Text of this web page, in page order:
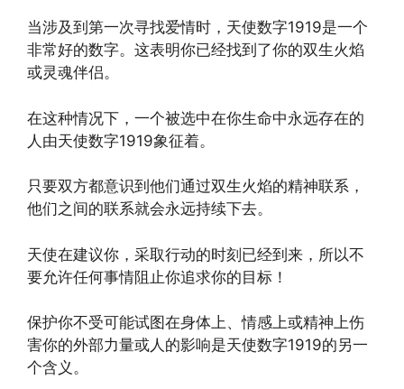
当涉及到第一次寻找爱情时，天使数字1919是一个
非常好的数字。这表明你已经找到了你的双生火焰
或灵魂伴侣。
在这种情况下，一个被选中在你生命中永远存在的
人由天使数字1919象征着。
只要双方都意识到他们通过双生火焰的精神联系，
他们之间的联系就会永远持续下去。
天使在建议你，采取行动的时刻已经到来，所以不
要允许任何事情阻止你追求你的目标！
保护你不受可能试图在身体上、情感上或精神上伤
害你的外部力量或人的影响是天使数字1919的另一
个含义。